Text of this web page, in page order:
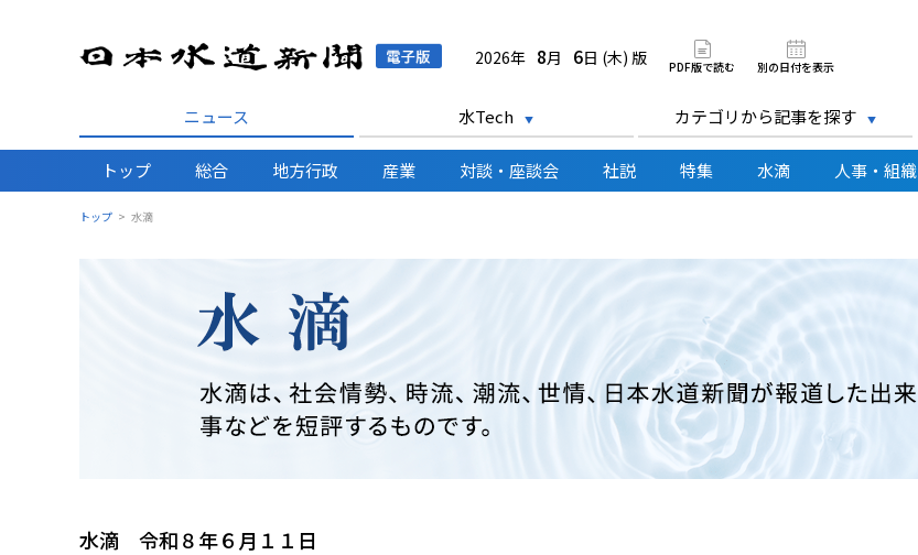
日本水道新聞 電子版
2026年 8月 6日 (木) 版 PDF版で読む 別の日付を表示
ニュース 水Tech カテゴリから記事を探す
トップ 総合 地方行政 産業 対談・座談会 社説 特集 水滴 人事・組織
トップ 水滴
水滴 令和８年６月１１日